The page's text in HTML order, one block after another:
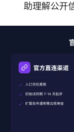
助理解公开